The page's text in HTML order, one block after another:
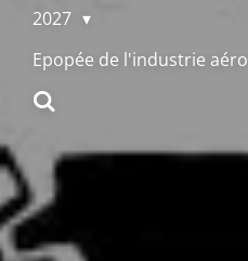
2027
Epopée de l'industrie aéro